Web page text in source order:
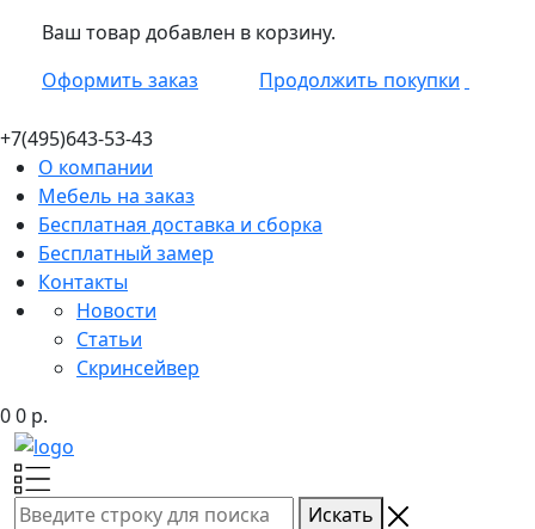
Ваш товар добавлен в корзину.
Оформить заказ
Продолжить покупки
+7(495)643-53-43
О компании
Мебель на заказ
Бесплатная доставка и сборка
Бесплатный замер
Контакты
Новости
Статьи
Скринсейвер
00 р.
Искать